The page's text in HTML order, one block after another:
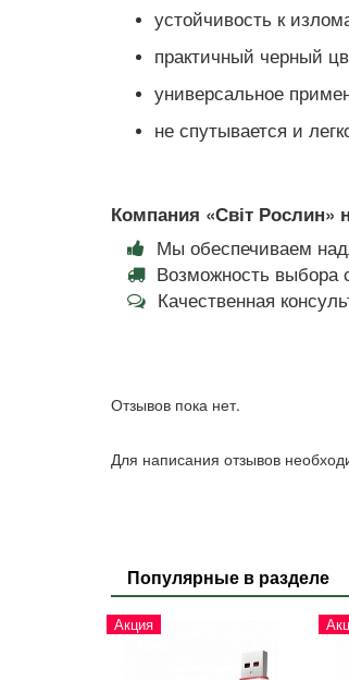
устойчивость к
практичный черный
универсальное
не спутывается и
Компания «Світ Рослин»
Мы обеспечиваем
Возможность выбора
Качественная
Отзывов пока нет.
Для написания отзывов
Популярные в разделе
Акция